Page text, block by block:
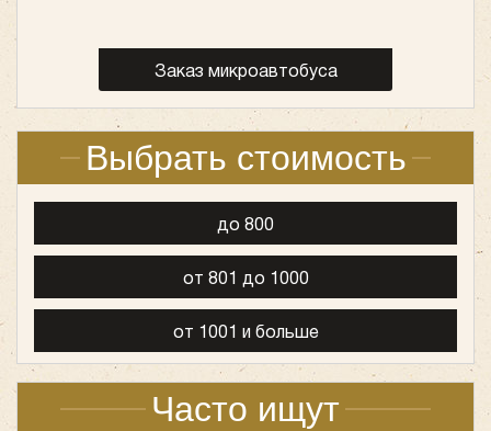
Заказ микроавтобуса
Выбрать стоимость
до 800
от 801 до 1000
от 1001 и больше
Часто ищут